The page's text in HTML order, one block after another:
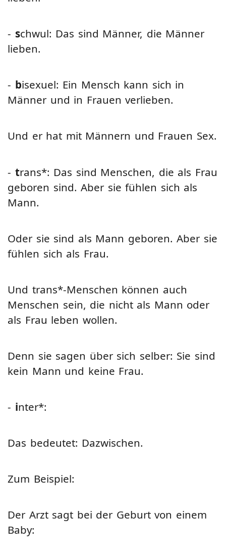
- schwul: Das sind Männer, die Männer
lieben.
- bisexuel: Ein Mensch kann sich in
Männer und in Frauen verlieben.
Und er hat mit Männern und Frauen Sex.
- trans*: Das sind Menschen, die als Frau
geboren sind. Aber sie fühlen sich als
Mann.
Oder sie sind als Mann geboren. Aber sie
fühlen sich als Frau.
Und trans*-Menschen können auch
Menschen sein, die nicht als Mann oder
als Frau leben wollen.
Denn sie sagen über sich selber: Sie sind
kein Mann und keine Frau.
- inter*:
Das bedeutet: Dazwischen.
Zum Beispiel:
Der Arzt sagt bei der Geburt von einem
Baby: